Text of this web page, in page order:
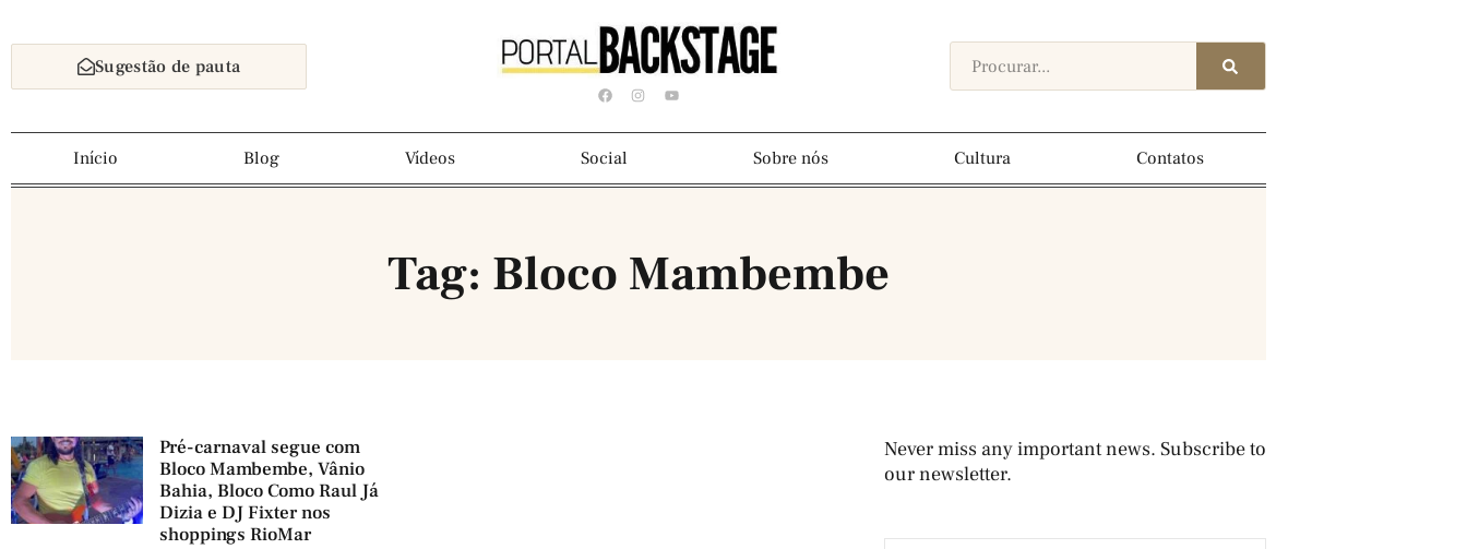
Sugestão de pauta
Início Blog Vídeos Social Sobre nós Cultura Contatos
Tag: Bloco Mambembe
Pré-carnaval segue com
Bloco Mambembe, Vânio
Bahia, Bloco Como Raul Já
Dizia e DJ Fixter nos
shoppings RioMar
Never miss any important news. Subscribe to
our newsletter.